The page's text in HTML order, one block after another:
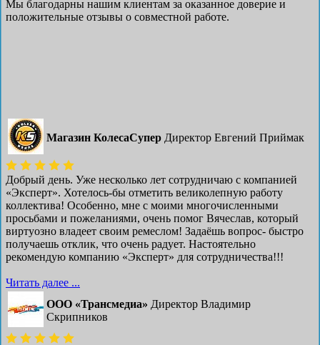
Мы благодарны нашим клиентам за оказанное доверие и
положительные отзывы о совместной работе.
Магазин КолесаСупер Директор ​Евгений Приймак
Добрый день. Уже несколько лет сотрудничаю с компанией
«Эксперт». Хотелось-бы отметить великолепную работу
коллектива! Особенно, мне с моими многочисленными
просьбами и пожеланиями, очень помог Вячеслав, который
виртуозно владеет своим ремеслом! Задаёшь вопрос- быстро
получаешь отклик, что очень радует. Настоятельно
рекомендую компанию «Эксперт» для сотрудничества!!!
Читать далее ...
ООО «Трансмедиа» Директор Владимир
Скрипников